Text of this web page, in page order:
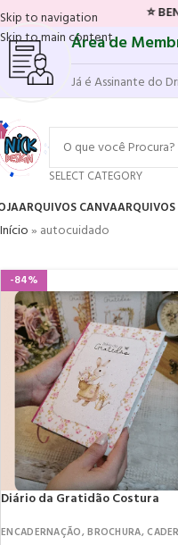
Skip to navigation
Skip to main content
⭐ BENEFÍCIO
Área de
Já é Assinante do
SELECT CATEGORY
ARQUIVOS CANVAARQUIVOS
Início» autocuidado
-84%
Diário da Gratidão Costura
ENCADERNAÇÃO,BROCHURA,